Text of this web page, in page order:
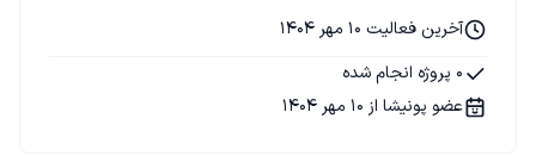
آخرین فعالیت 10 مهر 1404
0 پروژه انجام شده
عضو پونیشا از 10 مهر 1404